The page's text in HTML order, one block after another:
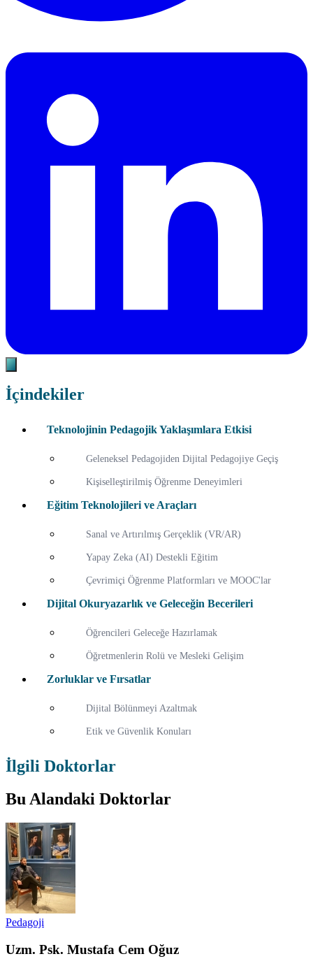
İçindekiler
Teknolojinin Pedagojik Yaklaşımlara Etkisi
Geleneksel Pedagojiden Dijital Pedagojiye Geçiş
Kişiselleştirilmiş Öğrenme Deneyimleri
Eğitim Teknolojileri ve Araçları
Sanal ve Artırılmış Gerçeklik (VR/AR)
Yapay Zeka (AI) Destekli Eğitim
Çevrimiçi Öğrenme Platformları ve MOOC'lar
Dijital Okuryazarlık ve Geleceğin Becerileri
Öğrencileri Geleceğe Hazırlamak
Öğretmenlerin Rolü ve Mesleki Gelişim
Zorluklar ve Fırsatlar
Dijital Bölünmeyi Azaltmak
Etik ve Güvenlik Konuları
İlgili Doktorlar
Bu Alandaki Doktorlar
Pedagoji
Uzm. Psk. Mustafa Cem Oğuz